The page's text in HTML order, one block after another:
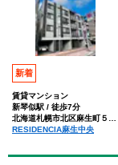
新着
賃貸マンション
新琴似駅 / 徒歩7分
北海道札幌市北区麻生町５丁目
RESIDENCIA麻生中央